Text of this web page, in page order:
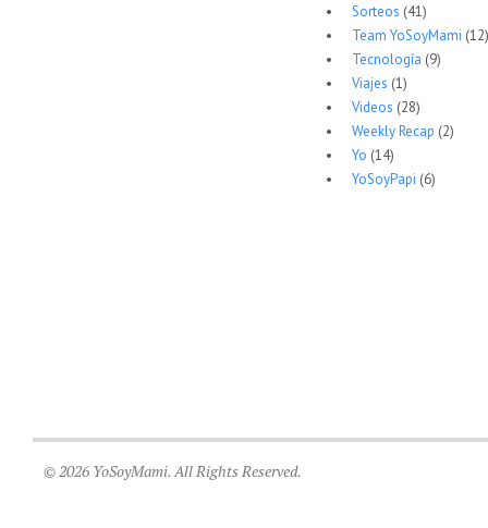
Sorteos (41)
Team YoSoyMami (12)
Tecnología (9)
Viajes (1)
Videos (28)
Weekly Recap (2)
Yo (14)
YoSoyPapi (6)
© 2026 YoSoyMami. All Rights Reserved.